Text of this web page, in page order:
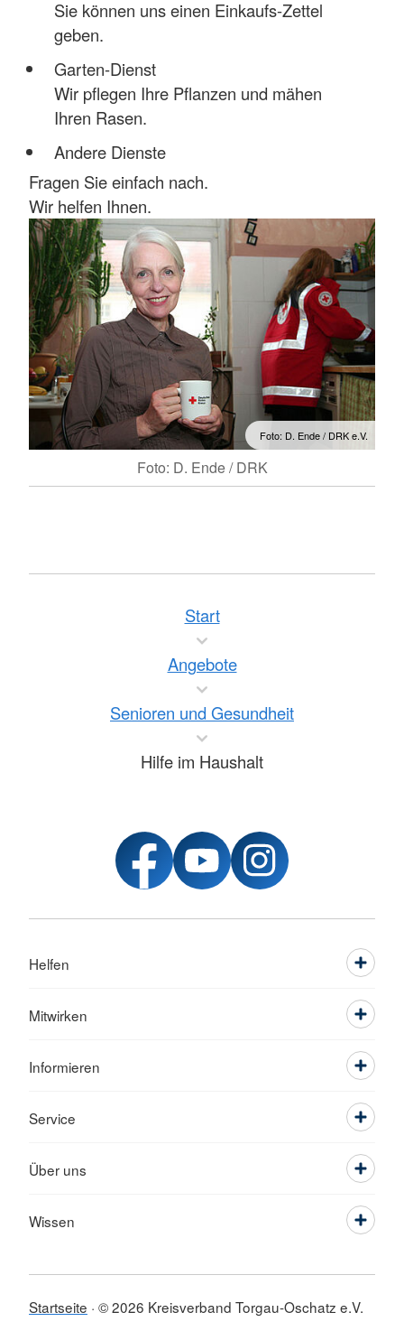
Foto: D. Ende / DRK e.V.
Foto: D. Ende / DRK
Sie können uns einen Einkaufs-Zettel
geben.
Garten-Dienst
Wir pflegen Ihre Pflanzen und mähen
Ihren Rasen.
Andere Dienste
Fragen Sie einfach nach.
Wir helfen Ihnen.
Start
Angebote
Senioren und Gesundheit
Hilfe im Haushalt
Helfen
Mitwirken
Informieren
Service
Über uns
Wissen
Startseite © 2026 Kreisverband Torgau-Oschatz e.V.